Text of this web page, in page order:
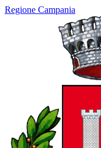
Regione Campania